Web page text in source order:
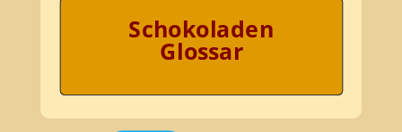
Schokoladen
Glossar